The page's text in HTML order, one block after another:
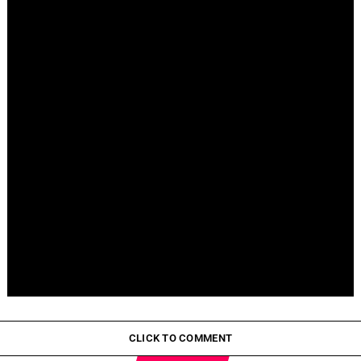
Pepeto Preventa: ¿Por Qué Está Ganando Popularidad?
CLICK TO COMMENT